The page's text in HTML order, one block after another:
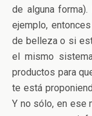
de alguna
ejemplo,
de belleza o si
el mismo
productos para
te está
Y no sólo, en ese